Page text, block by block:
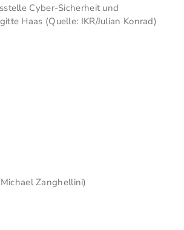
Cyber-Sicherheit und
Haas (Quelle: IKR/Julian Konrad)
Zanghellini)